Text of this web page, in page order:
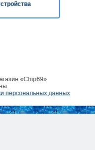
«Chip69»
персональных данных